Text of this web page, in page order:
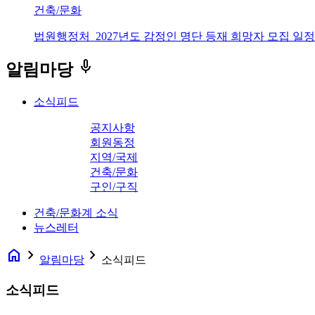
건축/문화
법원행정처_2027년도 감정인 명단 등재 희망자 모집 일
알림마당 keyboard_voice
소식피드
공지사항
회원동정
지역/국제
건축/문화
구인/구직
건축/문화계 소식
뉴스레터
home navigate_next 알림마당 navigate_next 소식피드
소식피드